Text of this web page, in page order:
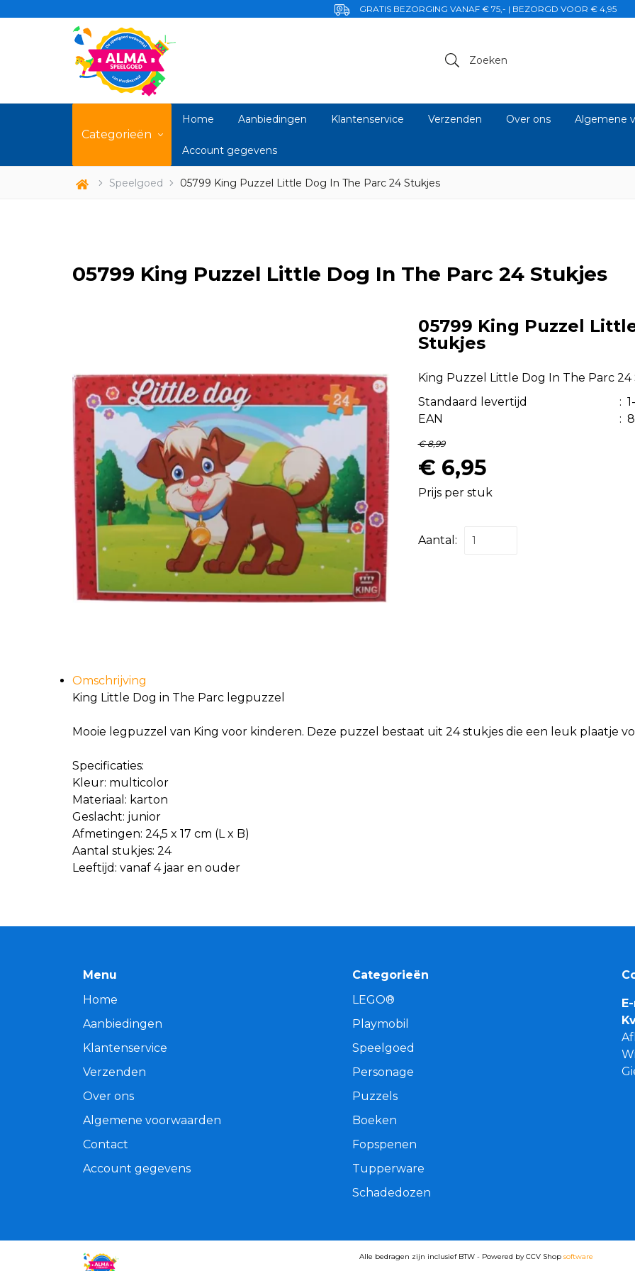
GRATIS BEZORGING VANAF € 75,- | BEZORGD VOOR € 4,95
Zoeken
Categorieën
Home Aanbiedingen Klantenservice Verzenden Over ons Algemene
Account gegevens
Speelgoed 05799 King Puzzel Little Dog In The Parc 24 Stukjes
05799 King Puzzel Little Dog In The Parc 24 Stukjes
05799 King Puzzel
Stukjes
King Puzzel Little Dog In The Parc 24
Standaard levertijd
:
EAN
:
€ 8,99
€ 6,95
Prijs per stuk
Aantal:
Omschrijving
King Little Dog in The Parc legpuzzel
Mooie legpuzzel van King voor kinderen. Deze puzzel bestaat uit 24 stukjes die een leuk plaatje
Specificaties:
Kleur: multicolor
Materiaal: karton
Geslacht: junior
Afmetingen: 24,5 x 17 cm (L x B)
Aantal stukjes: 24
Leeftijd: vanaf 4 jaar en ouder
Menu
Home
Aanbiedingen
Klantenservice
Verzenden
Over ons
Algemene voorwaarden
Contact
Account gegevens
Categorieën
LEGO®
Playmobil
Speelgoed
Personage
Puzzels
Boeken
Fopspenen
Tupperware
Schadedozen
Alle bedragen zijn inclusief BTW - Powered by CCV Shop software